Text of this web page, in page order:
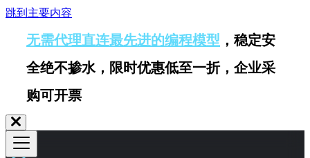
跳到主要内容
无需代理直连最先进的编程模型 ，稳定安
全绝不掺水，限时优惠低至一折，企业采
购可开票